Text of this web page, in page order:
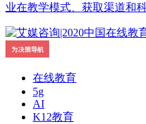
业在教学模式、获取渠道和
在线教育
5g
AI
K12教育